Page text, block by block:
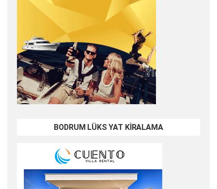
BODRUM LÜKS YAT KİRALAMA